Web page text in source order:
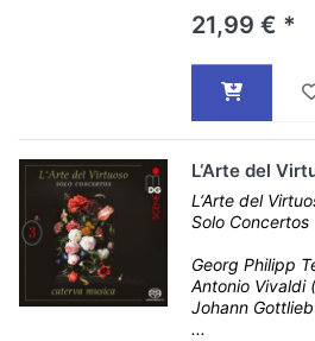
21,99 € *
L‘Arte del
L‘Arte del
Solo Concertos
Georg Philipp
Antonio Vivaldi
Johann
...